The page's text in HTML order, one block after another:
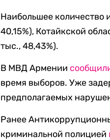
Наибольшее количество
40,15%), Котайкской
тыс., 48,43%).
В МВД Армении
время выборов. Уже
предполагаемых
Ранее
криминальной полицией